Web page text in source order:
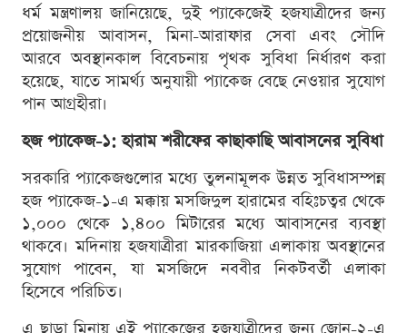
ধর্ম মন্ত্রণালয় জানিয়েছে, দুই প্যাকেজেই হজযাত্রীদের জন্য
প্রয়োজনীয় আবাসন, মিনা-আরাফার সেবা এবং সৌদি
আরবে অবস্থানকাল বিবেচনায় পৃথক সুবিধা নির্ধারণ করা
হয়েছে, যাতে সামর্থ্য অনুযায়ী প্যাকেজ বেছে নেওয়ার সুযোগ
পান আগ্রহীরা।
হজ প্যাকেজ-১: হারাম শরীফের কাছাকাছি আবাসনের সুবিধা
সরকারি প্যাকেজগুলোর মধ্যে তুলনামূলক উন্নত সুবিধাসম্পন্ন
হজ প্যাকেজ-১-এ মক্কায় মসজিদুল হারামের বহিঃচত্বর থেকে
১,০০০ থেকে ১,৪০০ মিটারের মধ্যে আবাসনের ব্যবস্থা
থাকবে। মদিনায় হজযাত্রীরা মারকাজিয়া এলাকায় অবস্থানের
সুযোগ পাবেন, যা মসজিদে নববীর নিকটবর্তী এলাকা
হিসেবে পরিচিত।